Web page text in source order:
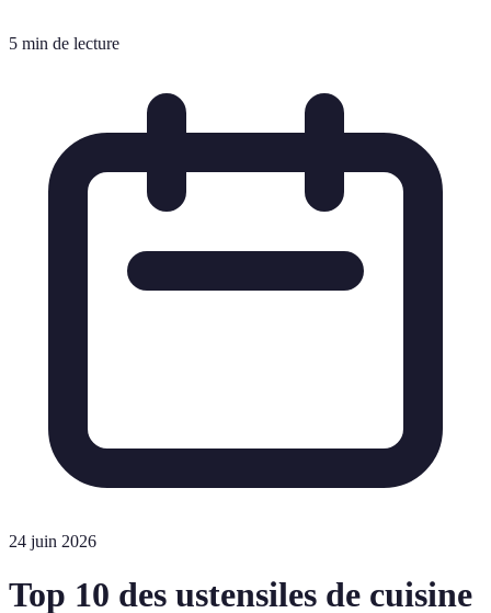
5 min de lecture
24 juin 2026
Top 10 des ustensiles de cuisine